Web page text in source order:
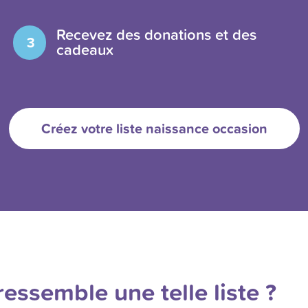
3 Recevez des donations et des
cadeaux
Créez votre liste naissance occasion
une telle liste ?